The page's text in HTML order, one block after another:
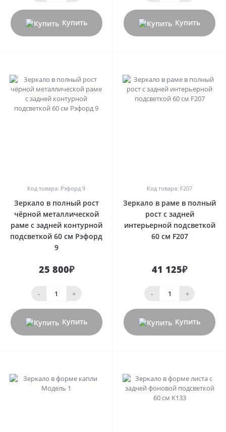
Купить Купить
Код товара: Рэфорд 9
Зеркало в полный рост
чёрной металлической
раме с задней контурной
подсветкой 60 см Рэфорд
9
25 800₽
- +
Купить
Код товара: F207
Зеркало в раме в полный
рост с задней
интерьерной подсветкой
60 см F207
41 125₽
- +
Купить